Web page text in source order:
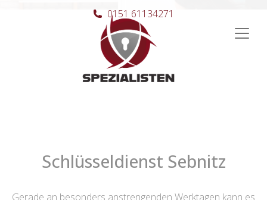
Hauptnavigation
0151 61134271
Schlüsseldienst Sebnitz
Gerade an besonders anstrengenden Werktagen kann es